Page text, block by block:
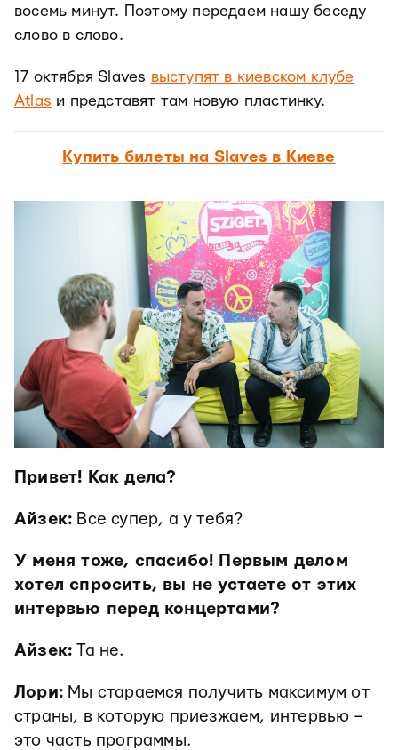
восемь минут. Поэтому передаем нашу беседу
слово в слово.
17 октября Slaves выступят в киевском клубе
Atlas и представят там новую пластинку.
Купить билеты на Slaves в Киеве
Привет! Как дела?
Айзек: Все супер, а у тебя?
У меня тоже, спасибо! Первым делом
хотел спросить, вы не устаете от этих
интервью перед концертами?
Айзек: Та не.
Лори: Мы стараемся получить максимум от
страны, в которую приезжаем, интервью –
это часть программы.